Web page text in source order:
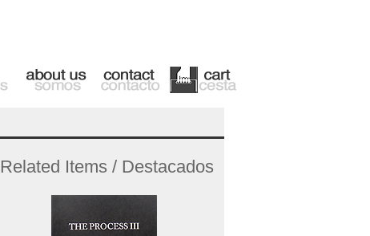
Related Items / Destacados